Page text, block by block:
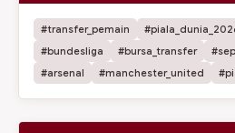
#transfer_pemain
#bundesliga
#bursa_transfer
#arsenal
#manchester_united